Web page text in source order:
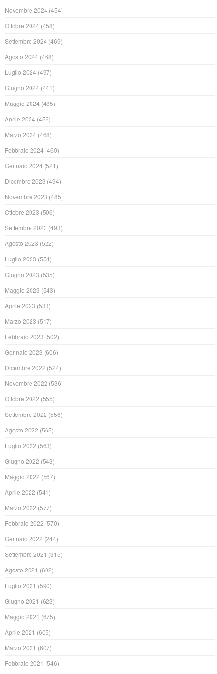
Novembre 2024 (454)
Ottobre 2024 (458)
Settembre 2024 (469)
Agosto 2024 (468)
Luglio 2024 (497)
Giugno 2024 (441)
Maggio 2024 (485)
Aprile 2024 (456)
Marzo 2024 (468)
Febbraio 2024 (460)
Gennaio 2024 (521)
Dicembre 2023 (494)
Novembre 2023 (485)
Ottobre 2023 (506)
Settembre 2023 (493)
Agosto 2023 (522)
Luglio 2023 (554)
Giugno 2023 (535)
Maggio 2023 (543)
Aprile 2023 (533)
Marzo 2023 (517)
Febbraio 2023 (502)
Gennaio 2023 (606)
Dicembre 2022 (524)
Novembre 2022 (536)
Ottobre 2022 (555)
Settembre 2022 (556)
Agosto 2022 (565)
Luglio 2022 (563)
Giugno 2022 (543)
Maggio 2022 (567)
Aprile 2022 (541)
Marzo 2022 (577)
Febbraio 2022 (570)
Gennaio 2022 (244)
Settembre 2021 (315)
Agosto 2021 (602)
Luglio 2021 (590)
Giugno 2021 (623)
Maggio 2021 (675)
Aprile 2021 (605)
Marzo 2021 (607)
Febbraio 2021 (546)